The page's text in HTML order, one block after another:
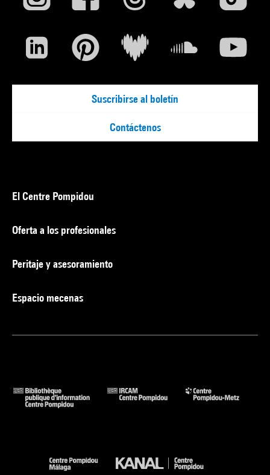
Suscribirse al boletín
Contáctenos
El Centre Pompidou
Oferta a los profesionales
Peritaje y asesoramiento
Espacio mecenas